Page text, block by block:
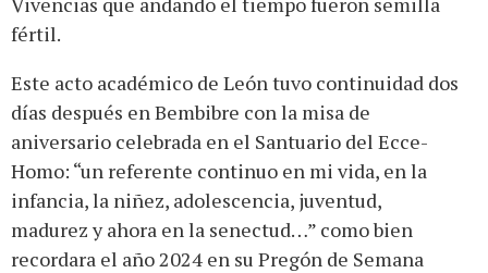
fértil.
Este acto académico de León tuvo continuidad dos
días después en Bembibre con la misa de
aniversario celebrada en el Santuario del Ecce-
Homo: “un referente continuo en mi vida, en la
infancia, la niñez, adolescencia, juventud,
madurez y ahora en la senectud…” como bien
recordara el año 2024 en su Pregón de Semana